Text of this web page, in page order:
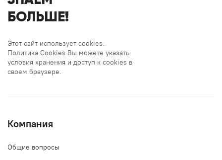
БОЛЬШЕ!
Этот сайт использует cookies.
Политика Cookies Вы можете указать
условия хранения и доступ к cookies в
своем браузере.
Компания
Общие вопросы